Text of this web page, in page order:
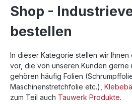
Shop -
bestellen
In dieser Kategorie stellen wir
vor, die von unseren Kunden gerne
gehören häufig Folien
Maschinenstretchfolie etc.),
zum Teil auch Tauwerk Produkte.